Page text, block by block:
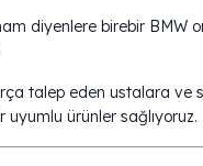
diyenlere birebir BMW
talep eden ustalara ve
uyumlu ürünler sağlıyoruz.